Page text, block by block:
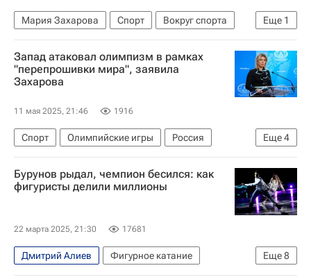
Еще 1
Мария Захарова Спорт
Вокруг спорта
Художественная гимнастика
Запад атаковал олимпизм в рамках
"перепрошивки мира", заявила
Захарова
11 мая 2025, 21:46 1916
Еще4
Спорт Олимпийские игры
Россия
Европа
Мария Захарова
Ирина Винер
Вокруг спорта
Бурунов рыдал, чемпион бесился: как
фигуристы делили миллионы
22 марта 2025, 21:30 17681
Еще8
Дмитрий Алиев
Фигурное катание